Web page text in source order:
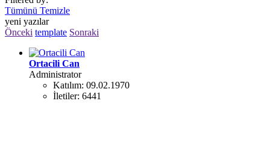
Tümünü Temizle
yeni yazılar
Önceki template Sonraki
Ortacili Can
Administrator
Katılım: 09.02.1970
İletiler: 6441